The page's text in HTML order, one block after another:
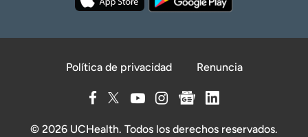
Política de privacidad Renuncia
© 2026 UCHealth. Todos los derechos reservados.